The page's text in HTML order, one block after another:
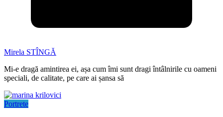
Mirela STÎNGĂ
Mi-e dragă amintirea ei, așa cum îmi sunt dragi întâlnirile cu oameni
speciali, de calitate, pe care ai șansa să
Portrete